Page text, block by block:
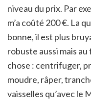
niveau du prix. Par
m’a coûté 200 €. La
bonne, il est plus
robuste aussi mais au
chose : centrifuger,
moudre, râper,
vaisselles qu’avec le